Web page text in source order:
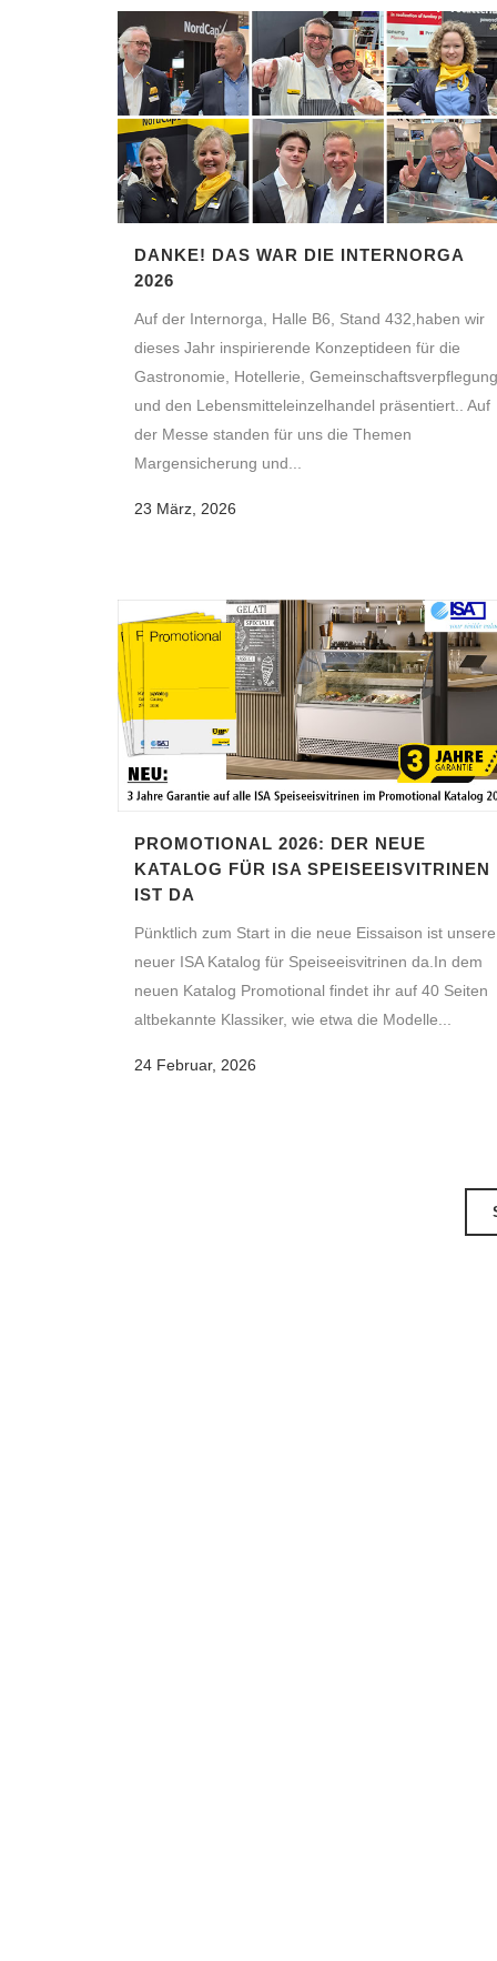
DANKE! DAS WAR DIE INTERNORGA
2026
Auf der Internorga, Halle B6, Stand 432,haben wir
dieses Jahr inspirierende Konzeptideen für die
Gastronomie, Hotellerie, Gemeinschaftsverpflegung
und den Lebensmitteleinzelhandel präsentiert.. Auf
der Messe standen für uns die Themen
Margensicherung und...
23 März, 2026
PROMOTIONAL 2026: DER NEUE
KATALOG FÜR ISA SPEISEEISVITRINEN
IST DA
Pünktlich zum Start in die neue Eissaison ist unsere
neuer ISA Katalog für Speiseeisvitrinen da.In dem
neuen Katalog Promotional findet ihr auf 40 Seiten
altbekannte Klassiker, wie etwa die Modelle...
24 Februar, 2026